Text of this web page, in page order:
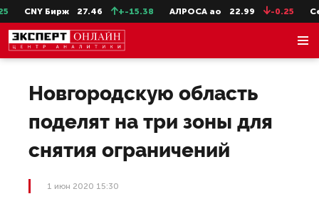
CNY Бирж 27.46 +-15.38 АЛРОСА ао 22.99 -0.25
Новгородскую область
поделят на три зоны для
снятия ограничений
1 июн 2020 15:30